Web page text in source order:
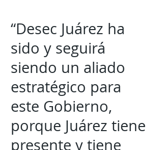
“Desec Juárez ha
sido y seguirá
siendo un aliado
estratégico para
este Gobierno,
porque Juárez tiene
presente y tiene